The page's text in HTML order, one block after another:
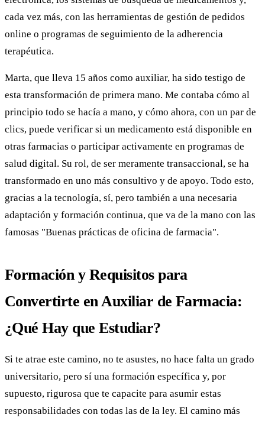
cada vez más, con las herramientas de gestión de pedidos
online o programas de seguimiento de la adherencia
terapéutica.
Marta, que lleva 15 años como auxiliar, ha sido testigo de
esta transformación de primera mano. Me contaba cómo al
principio todo se hacía a mano, y cómo ahora, con un par de
clics, puede verificar si un medicamento está disponible en
otras farmacias o participar activamente en programas de
salud digital. Su rol, de ser meramente transaccional, se ha
transformado en uno más consultivo y de apoyo. Todo esto,
gracias a la tecnología, sí, pero también a una necesaria
adaptación y formación continua, que va de la mano con las
famosas "Buenas prácticas de oficina de farmacia".
Formación y Requisitos para
Convertirte en Auxiliar de Farmacia:
¿Qué Hay que Estudiar?
Si te atrae este camino, no te asustes, no hace falta un grado
universitario, pero sí una formación específica y, por
supuesto, rigurosa que te capacite para asumir estas
responsabilidades con todas las de la ley. El camino más